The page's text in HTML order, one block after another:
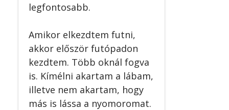
legfontosabb.
Amikor elkezdtem futni,
akkor először futópadon
kezdtem. Több oknál fogva
is. Kímélni akartam a lábam,
illetve nem akartam, hogy
más is lássa a nyomoromat.